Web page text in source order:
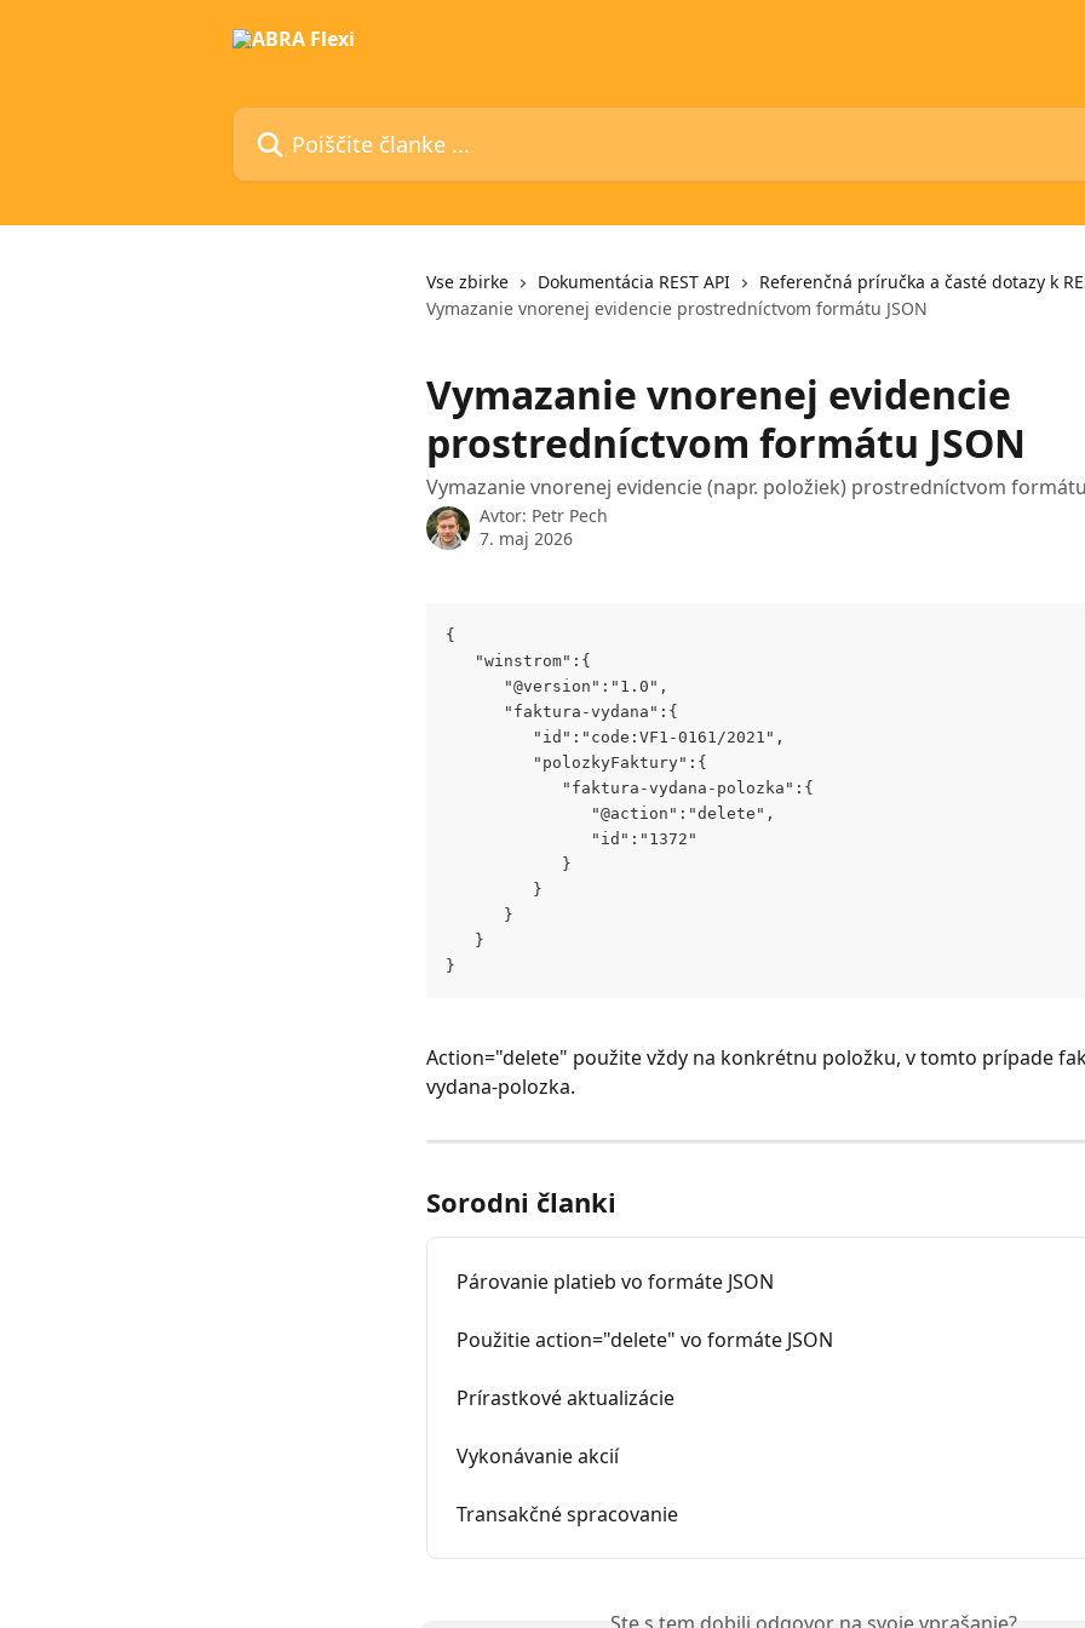
Poiščite članke ...
Vse zbirke Dokumentácia REST API
Referenčná príručka a časté dotazy k
Vymazanie vnorenej evidencie prostredníctvom formátu JSON
Vymazanie vnorenej evidencie
prostredníctvom formátu JSON
Vymazanie vnorenej evidencie (napr. položiek) prostredníctvom formátu
Avtor: Petr Pech
7. maj 2026
{
   "winstrom":{
      "@version":"1.0",
      "faktura-vydana":{
         "id":"code:VF1-0161/2021",
         "polozkyFaktury":{
            "faktura-vydana-polozka":{
               "@action":"delete",
               "id":"1372"
            }
         }
      }
   }
}
Action="delete" použite vždy na konkrétnu položku, v tomto prípade
vydana-polozka.
Sorodni članki
Párovanie platieb vo formáte JSON
Použitie action="delete" vo formáte JSON
Prírastkové aktualizácie
Vykonávanie akcií
Transakčné spracovanie